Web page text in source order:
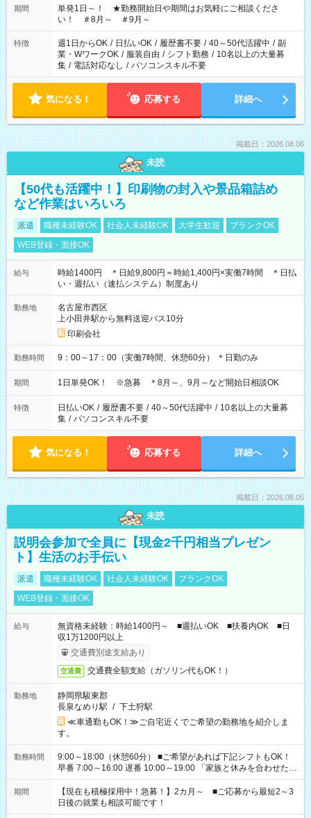
期間
単発1日～！ ★勤務開始日や期間はお気軽にご相談くださ
い！ ＃8月～ ＃9月～
特徴 週1日からOK / 日払いOK / 履歴書不要 / 40～50代活躍中 / 副
業・WワークOK / 服装自由 / シフト勤務 / 10名以上の大量募
集 / 電話対応なし / パソコンスキル不要
気になる！ 応募する 詳細へ
掲載日：2026.08.06
未読
【50代も活躍中！】印刷物の封入や景品箱詰め
など作業はいろいろ
派遣 職種未経験OK 社会人未経験OK 大学生歓迎
ブランクOK
WEB登録・面接OK
給与
時給1400円 ＊日給9,800円＝時給1,400円×実働7時間 ＊日払
い・週払い（速払システム）制度あり
勤務地
名古屋市西区
上小田井駅から無料送迎バス10分
印刷会社
勤務時間 9：00～17：00（実働7時間、休憩60分） ＊日勤のみ
期間 1日単発OK！ ※急募 ＊8月～、9月～など開始日相談OK
特徴 日払いOK / 履歴書不要 / 40～50代活躍中 / 10名以上の大量募
集 / パソコンスキル不要
気になる！ 応募する 詳細へ
掲載日：2026.08.05
未読
説明会参加で全員に【現金2千円相当プレゼン
ト】生活のお手伝い
派遣 職種未経験OK 社会人未経験OK
ブランクOK
WEB登録・面接OK
給与
無資格未経験：時給1400円～ ■週払いOK ■扶養内OK ■日
収1万1200円以上
交通費別途支給あり
交通費 交通費全額支給（ガソリン代もOK！）
勤務地
静岡県駿東郡
長泉なめり駅 / 下土狩駅
≪車通勤もOK！≫ご自宅近くでご希望の勤務地を紹介しま
す。
勤務時間
9:00～18:00（休憩60分） ■ご希望があれば下記シフトもOK！
早番 7:00～16:00 遅番 10:00～19:00 「家族と休みを合わせた
い」 「余裕を持って夕飯の準備がしたい」 「できれば残業はし
たくない」 など、ご希望を教えてくださいね。 ※Wワーク希望
の方へ 今ご覧のお仕事で希望する勤務時間と、もう1つのお仕事
の勤務時間。 合計で週40時間を超える場合は応募できません。
期間
【現在も積極採用中！急募！】2カ月～ ■ご応募から最短2～3
日後の就業も相談可能です！